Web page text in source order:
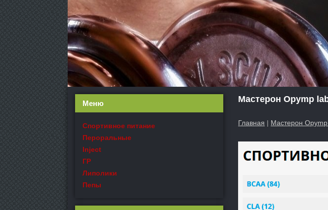
Мастерон Opymp
Главная | Мастерон
Меню
Спортивное питание
Пероральные
Inject
ГР
Липолики
Пепы